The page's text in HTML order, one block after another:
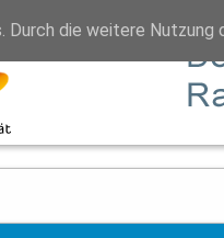
Durch die weitere